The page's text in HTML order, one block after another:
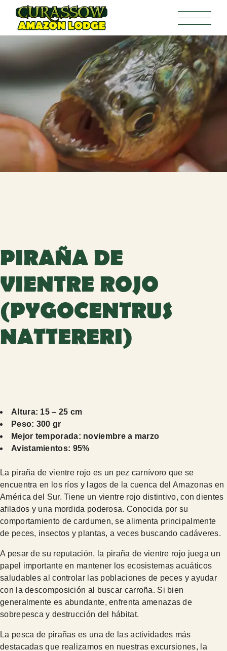
PIRAÑA DE
VIENTRE ROJO
(PYGOCENTRUS
NATTERERI)
Altura: 15 – 25 cm
Peso: 300 gr
Mejor temporada: noviembre a marzo
Avistamientos: 95%
La piraña de vientre rojo es un pez carnívoro que se
encuentra en los ríos y lagos de la cuenca del Amazonas en
América del Sur. Tiene un vientre rojo distintivo, con dientes
afilados y una mordida poderosa. Conocida por su
comportamiento de cardumen, se alimenta principalmente
de peces, insectos y plantas, a veces buscando cadáveres.
A pesar de su reputación, la piraña de vientre rojo juega un
papel importante en mantener los ecosistemas acuáticos
saludables al controlar las poblaciones de peces y ayudar
con la descomposición al buscar carroña. Si bien
generalmente es abundante, enfrenta amenazas de
sobrepesca y destrucción del hábitat.
La pesca de pirañas es una de las actividades más
destacadas que realizamos en nuestras excursiones, la